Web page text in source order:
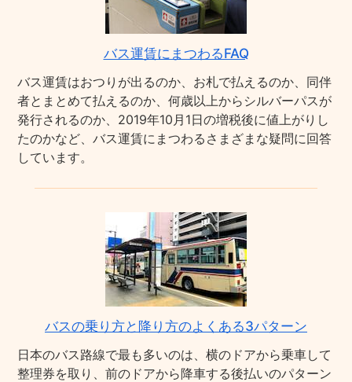
バス運賃にまつわるFAQ
バス運賃はおつりが出るのか、お札で払えるのか、同伴
者とまとめて払えるのか、何歳以上からシルバーパスが
発行されるのか、2019年10月1日の増税後に値上がりし
たのかなど、バス運賃にまつわるさまざまな疑問に回答
しています。
バスの乗り方と降り方のよくある3パターン
日本のバス路線で最も多いのは、横のドアから乗車して
整理券を取り、前のドアから降車する後払いのパターン